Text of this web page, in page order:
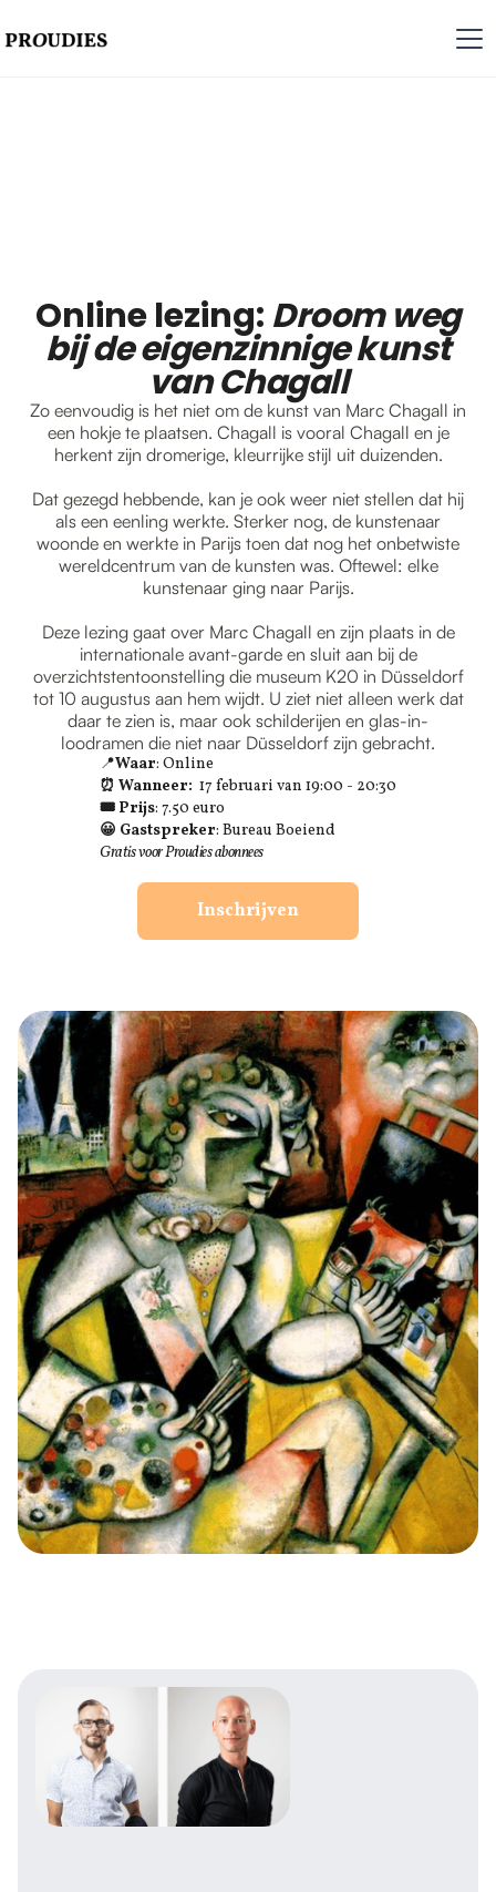
Online lezing: Droom weg
bij de eigenzinnige kunst
van Chagall
Zo eenvoudig is het niet om de kunst van Marc Chagall in
een hokje te plaatsen. Chagall is vooral Chagall en je
herkent zijn dromerige, kleurrijke stijl uit duizenden.
Dat gezegd hebbende, kan je ook weer niet stellen dat hij
als een eenling werkte. Sterker nog, de kunstenaar
woonde en werkte in Parijs toen dat nog het onbetwiste
wereldcentrum van de kunsten was. Oftewel: elke
kunstenaar ging naar Parijs.
Deze lezing gaat over Marc Chagall en zijn plaats in de
internationale avant-garde en sluit aan bij de
overzichtstentoonstelling die museum K20 in Düsseldorf
tot 10 augustus aan hem wijdt. U ziet niet alleen werk dat
daar te zien is, maar ook schilderijen en glas-in-
loodramen die niet naar Düsseldorf zijn gebracht.
📍Waar: Online
⏰ Wanneer: 17 februari van 19:00 - 20:30
🎟 Prijs: 7.50 euro
😀 Gastspreker: Bureau Boeiend
Gratis voor Proudies abonnees
Inschrijven